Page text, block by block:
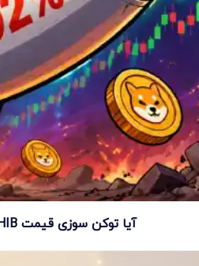
آیا توکن سوزی قیمت SHIB را نجات می دهد؟